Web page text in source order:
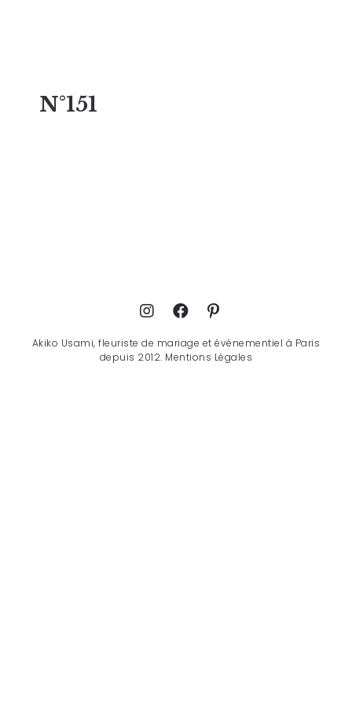
N°151
Akiko Usami, fleuriste de mariage et évènementiel à Paris
depuis 2012. Mentions Légales